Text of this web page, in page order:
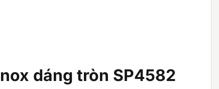
dáng tròn SP4582